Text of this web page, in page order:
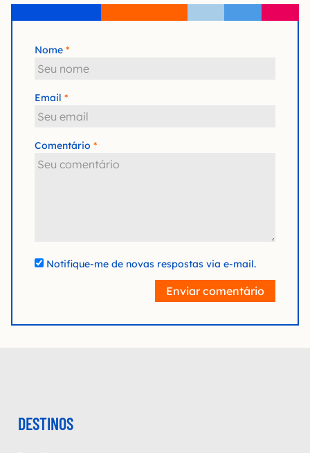
Nome
Email
Comentário
Notifique-me de novas respostas via e-mail.
Enviar comentário
DESTINOS